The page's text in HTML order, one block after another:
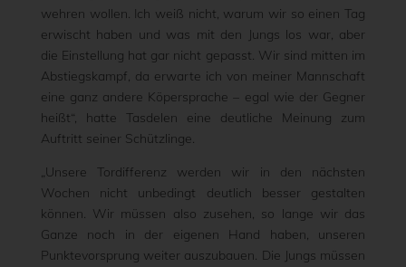
wehren wollen. Ich weiß nicht, warum wir so einen Tag
erwischt haben und was mit den Jungs los war, aber
die Einstellung hat gar nicht gepasst. Wir sind mitten im
Abstiegskampf, da erwarte ich von meiner Mannschaft
eine ganz andere Köpersprache – egal wie der Gegner
heißt“, hatte Tasdelen eine deutliche Meinung zum
Auftritt seiner Schützlinge.
„Unsere Tordifferenz werden wir in den nächsten
Wochen nicht unbedingt deutlich besser gestalten
können. Wir müssen also zusehen, so lange wir das
Ganze noch in der eigenen Hand haben, unseren
Punktevorsprung weiter auszubauen. Die Jungs müssen